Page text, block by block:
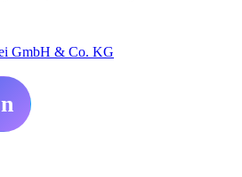
GmbH & Co. KG